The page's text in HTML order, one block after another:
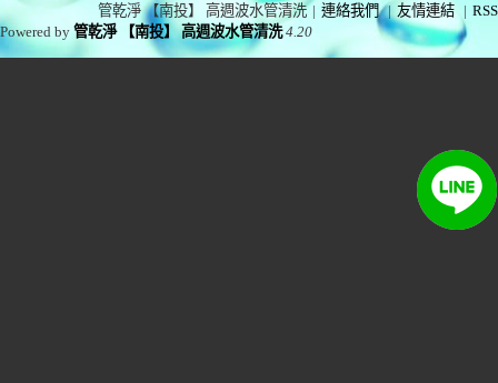
管乾淨 【南投】 高週波水管清洗 | 連絡我們 | 友情連結 | RSS
Powered by管乾淨 【南投】 高週波水管清洗 4.20